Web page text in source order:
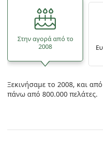
Στην αγορά από το
2008
Ξεκινήσαμε το 2008, και
πάνω από 800.000 πελάτες.